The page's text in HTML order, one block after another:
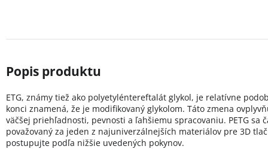
ETG, známy tiež ako polyetyléntereftalát glykol, je relatívne
konci znamená, že je modifikovaný glykolom. Táto zmena
väčšej priehľadnosti, pevnosti a ľahšiemu spracovaniu. PETG sa
považovaný za jeden z najuniverzálnejších materiálov pre 3D
postupujte podľa nižšie uvedených pokynov.